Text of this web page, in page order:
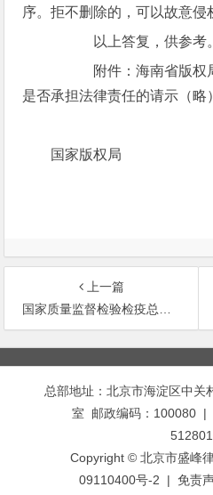
序。拒不删除的，可以故意侵
以上答复，供参考。
附件：海南省版权局
是否承担法律责任的请示（略）
国家版权局
上一篇
国家质量监督检验检疫总局公告2005年第22号——
文
章
总部地址：北京市海淀区中关
室 邮政编码：100080 |
Copyright © 北京市盛峰
09110400号-2 | 免责